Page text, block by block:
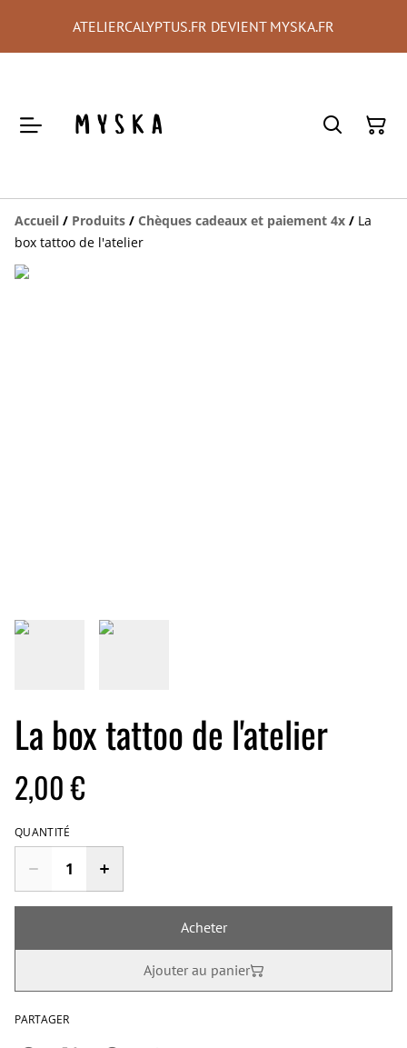
ATELIERCALYPTUS.FR DEVIENT MYSKA.FR
Accueil / Produits / Chèques cadeaux et paiement 4x / La
box tattoo de l'atelier
La box tattoo de l'atelier
2,00 €
QUANTITÉ
Acheter
Ajouter au panier
PARTAGER